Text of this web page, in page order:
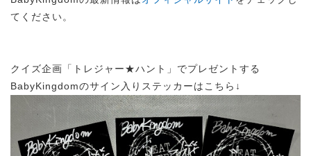
てください。
クイズ企画「トレジャー★ハント」でプレゼントする
BabyKingdomのサイン入りステッカーはこちら↓